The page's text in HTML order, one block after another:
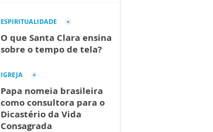
ESPIRITUALIDADE
O que Santa Clara ensina
sobre o tempo de tela?
IGREJA
Papa nomeia brasileira
como consultora para o
Dicastério da Vida
Consagrada